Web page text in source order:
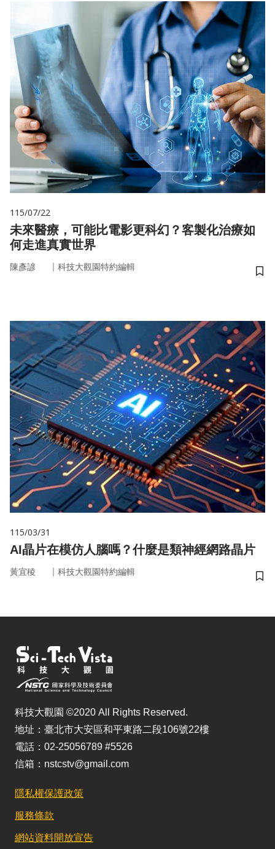
115/07/22
未來醫療，可能比電影更科幻？客製化治療如
何走進真實世界
陳彥諺 ｜ 科技大觀園特約編輯
儲
115/03/31
AI晶片在模仿人腦嗎？什麼是類神經網路晶片
黃宜稜 ｜ 科技大觀園特約編輯
儲
科技大觀園 ©2020 All Rights Reserved.
地址：臺北市大安區和平東路二段106號22樓
電話：02-25056789 #5526
信箱：nstcstv@gmail.com
隱私權保護政策
服務條款
網站資料開放宣告